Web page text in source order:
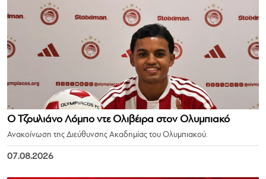
Ο Τζουλιάνο Λόμπο ντε Ολιβέιρα στον Ολυμπιακό
Ανακοίνωση της Διεύθυνσης Ακαδημίας του Ολυμπιακού.
07.08.2026